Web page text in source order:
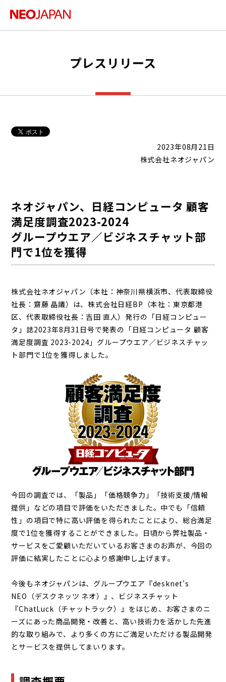
プレスリリース
2023年08月21日
株式会社ネオジャパン
ネオジャパン、日経コンピュータ 顧客
満足度調査2023-2024
グループウエア／ビジネスチャット部
門で1位を獲得
株式会社ネオジャパン（本社：神奈川県横浜市、代表取締役
社長：齋藤 晶議）は、株式会社日経BP（本社：東京都港
区、代表取締役社長：吉田 直人）発行の「日経コンピュー
タ」誌2023年8月31日号で発表の「日経コンピュータ 顧客
満足度調査 2023-2024」グループウエア／ビジネスチャッ
ト部門で1位を獲得しました。
今回の調査では、「製品」「価格競争力」「技術支援/情報
提供」などの項目で評価をいただきました。中でも「信頼
性」の項目で特に高い評価を得られたことにより、総合満足
度で1位を獲得することができました。日頃から弊社製品・
サービスをご愛顧いただいているお客さまのお声が、今回の
評価に結実したことに心より感謝申し上げます。
今後もネオジャパンは、グループウエア『desknet's
NEO（デスクネッツ ネオ）』、ビジネスチャット
『ChatLuck（チャットラック）』をはじめ、お客さまのニ
ーズにあった商品開発・改善と、高い技術力を活かした先進
的な取り組みで、より多くの方にご満足いただける製品開発
とサービスを提供してまいります。